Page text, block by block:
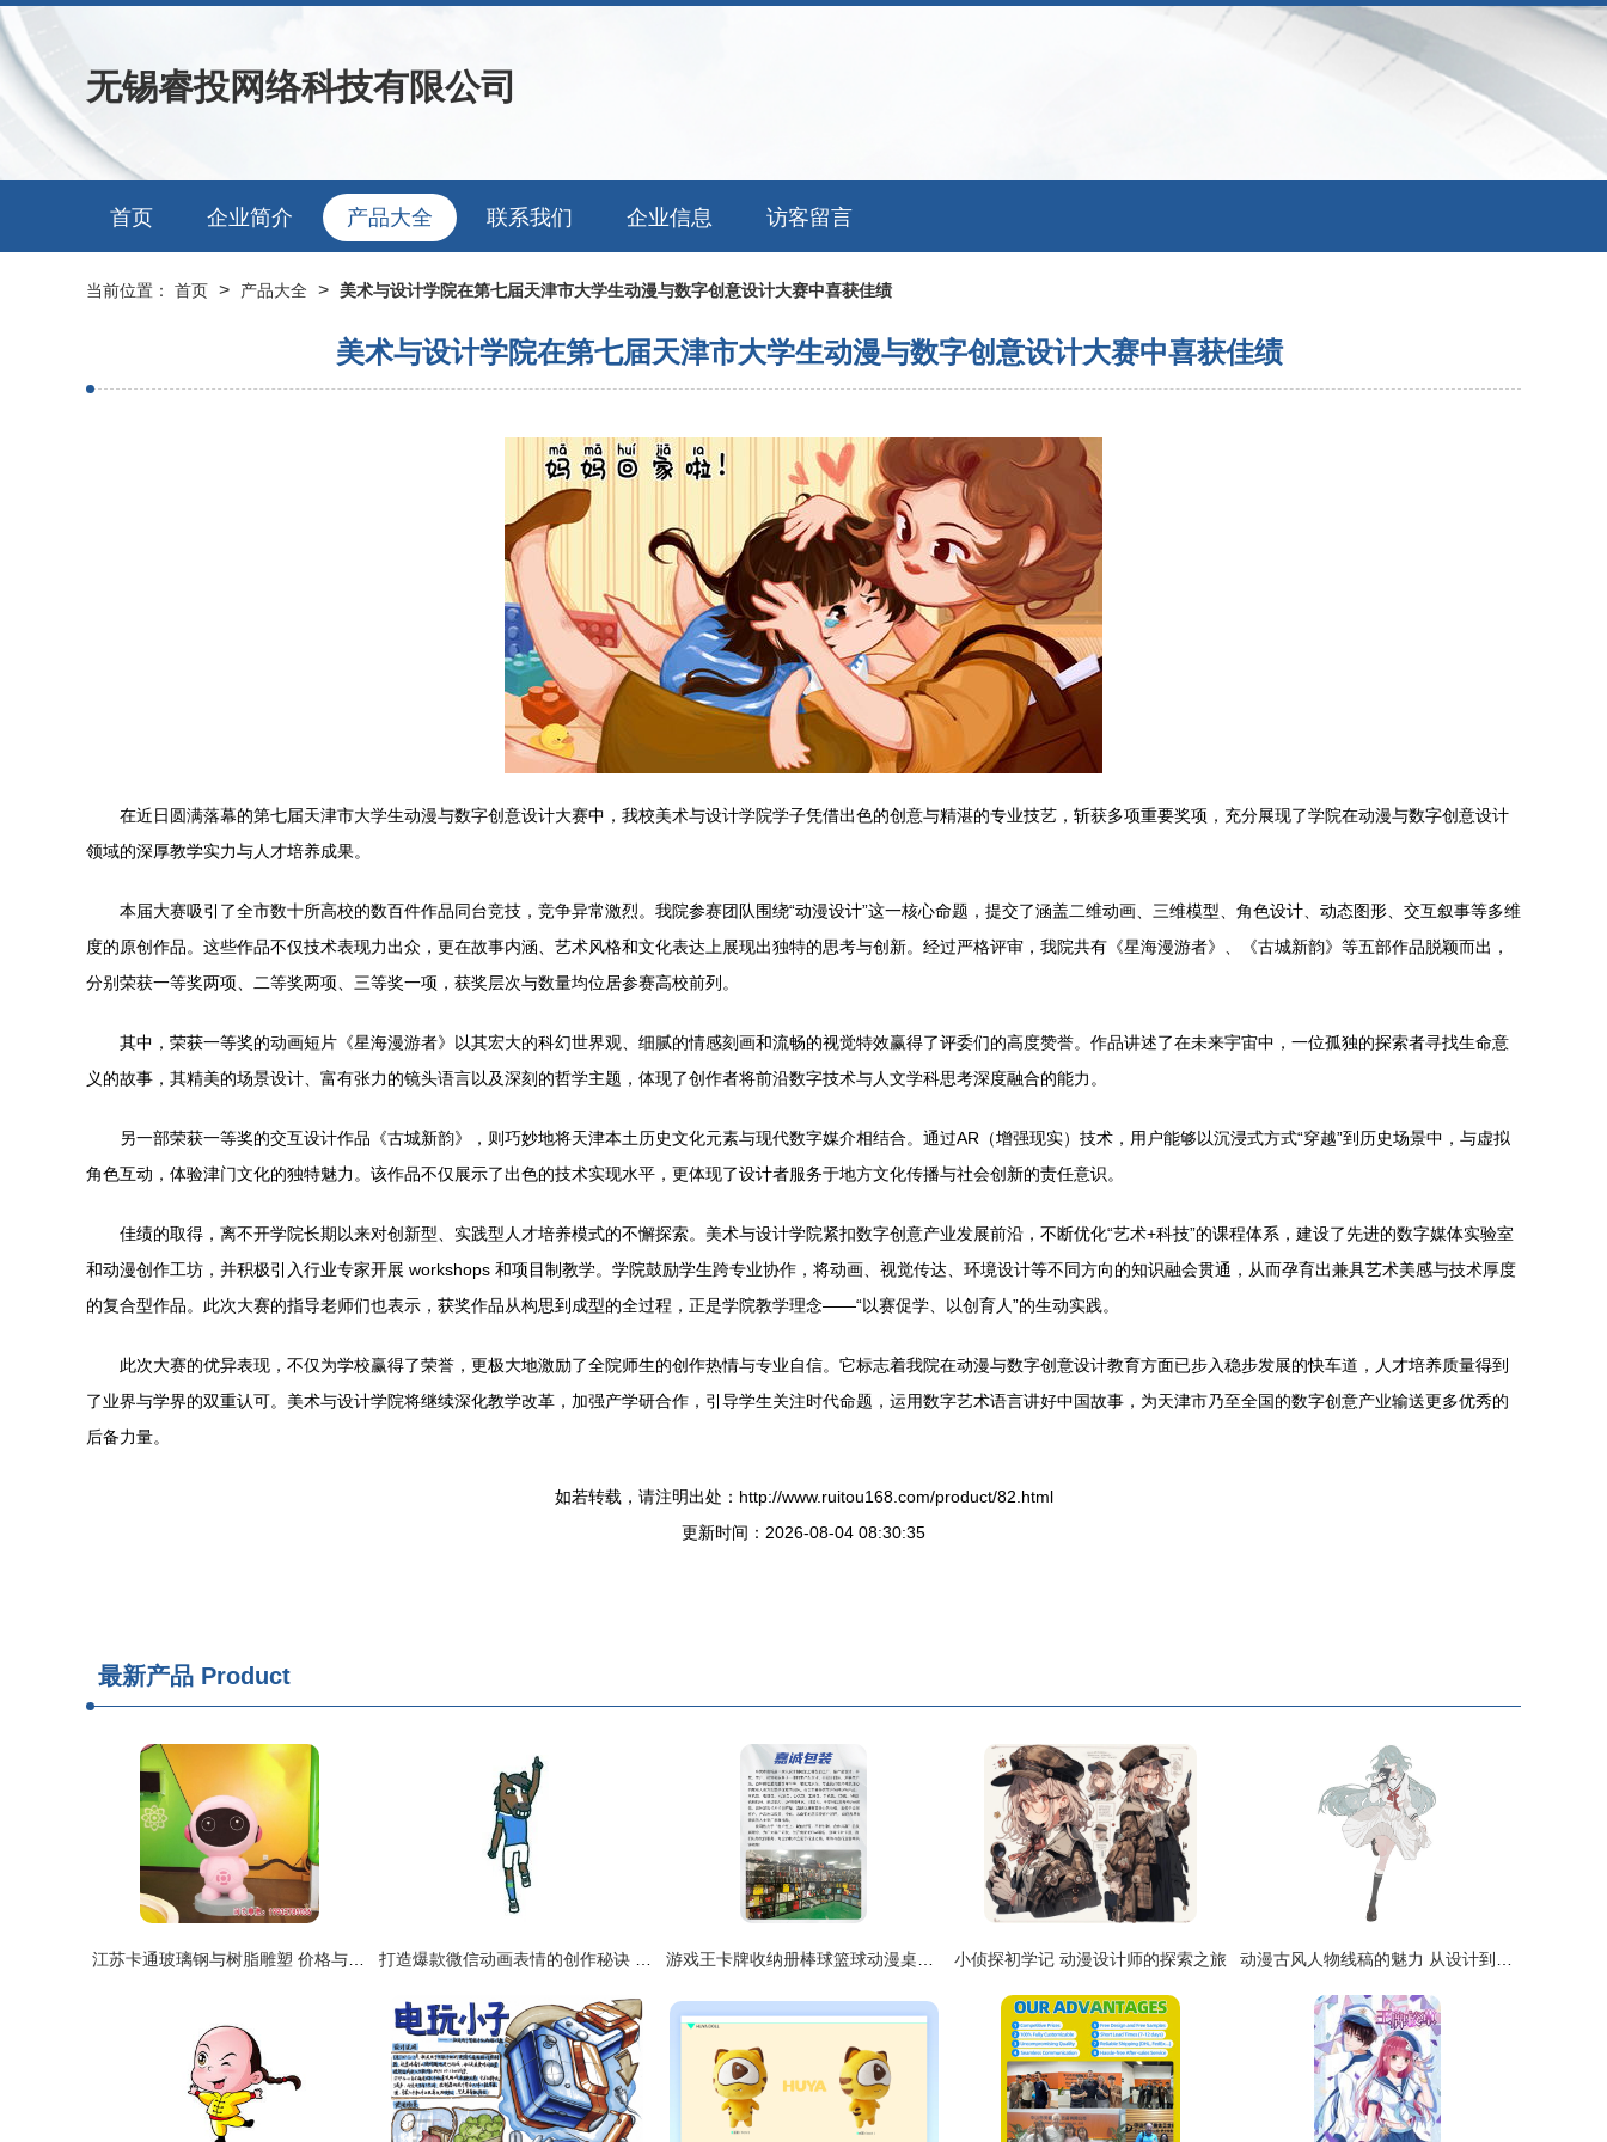
无锡睿投网络科技有限公司
首页 企业简介 产品大全 联系我们 企业信息 访客留言
当前位置： 首页 > 产品大全 > 美术与设计学院在第七届天津市大学生动漫与数字创意设计大赛中喜获佳绩
美术与设计学院在第七届天津市大学生动漫与数字创意设计大赛中喜获佳绩
在近日圆满落幕的第七届天津市大学生动漫与数字创意设计大赛中，我校美术与设计学院学子凭借出色的创意与精湛的专业技艺，斩获多项重要奖项，充分展现了学院在动漫与数字创意设计
领域的深厚教学实力与人才培养成果。
本届大赛吸引了全市数十所高校的数百件作品同台竞技，竞争异常激烈。我院参赛团队围绕“动漫设计”这一核心命题，提交了涵盖二维动画、三维模型、角色设计、动态图形、交互叙事等多维
度的原创作品。这些作品不仅技术表现力出众，更在故事内涵、艺术风格和文化表达上展现出独特的思考与创新。经过严格评审，我院共有《星海漫游者》、《古城新韵》等五部作品脱颖而出，
分别荣获一等奖两项、二等奖两项、三等奖一项，获奖层次与数量均位居参赛高校前列。
其中，荣获一等奖的动画短片《星海漫游者》以其宏大的科幻世界观、细腻的情感刻画和流畅的视觉特效赢得了评委们的高度赞誉。作品讲述了在未来宇宙中，一位孤独的探索者寻找生命意
义的故事，其精美的场景设计、富有张力的镜头语言以及深刻的哲学主题，体现了创作者将前沿数字技术与人文学科思考深度融合的能力。
另一部荣获一等奖的交互设计作品《古城新韵》，则巧妙地将天津本土历史文化元素与现代数字媒介相结合。通过AR（增强现实）技术，用户能够以沉浸式方式“穿越”到历史场景中，与虚拟
角色互动，体验津门文化的独特魅力。该作品不仅展示了出色的技术实现水平，更体现了设计者服务于地方文化传播与社会创新的责任意识。
佳绩的取得，离不开学院长期以来对创新型、实践型人才培养模式的不懈探索。美术与设计学院紧扣数字创意产业发展前沿，不断优化“艺术+科技”的课程体系，建设了先进的数字媒体实验室
和动漫创作工坊，并积极引入行业专家开展 workshops 和项目制教学。学院鼓励学生跨专业协作，将动画、视觉传达、环境设计等不同方向的知识融会贯通，从而孕育出兼具艺术美感与技术厚度
的复合型作品。此次大赛的指导老师们也表示，获奖作品从构思到成型的全过程，正是学院教学理念——“以赛促学、以创育人”的生动实践。
此次大赛的优异表现，不仅为学校赢得了荣誉，更极大地激励了全院师生的创作热情与专业自信。它标志着我院在动漫与数字创意设计教育方面已步入稳步发展的快车道，人才培养质量得到
了业界与学界的双重认可。美术与设计学院将继续深化教学改革，加强产学研合作，引导学生关注时代命题，运用数字艺术语言讲好中国故事，为天津市乃至全国的数字创意产业输送更多优秀的
后备力量。
如若转载，请注明出处：http://www.ruitou168.com/product/82.html
更新时间：2026-08-04 08:30:35
最新产品 Product
小侦探初学记 动漫设计师的探索之旅